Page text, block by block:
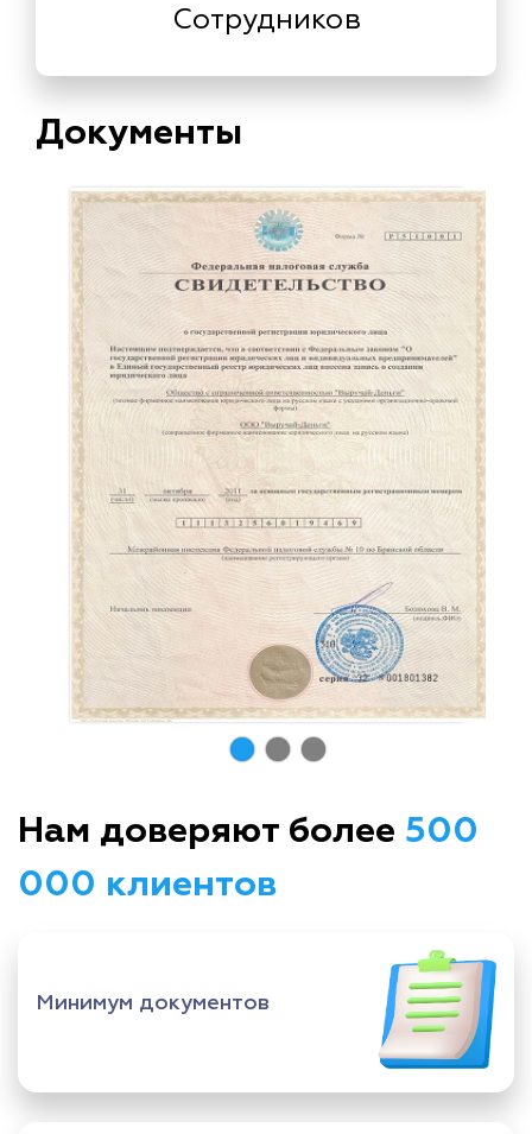
Сотрудников
Документы
Нам доверяют более 500
000 клиентов
Минимум документов